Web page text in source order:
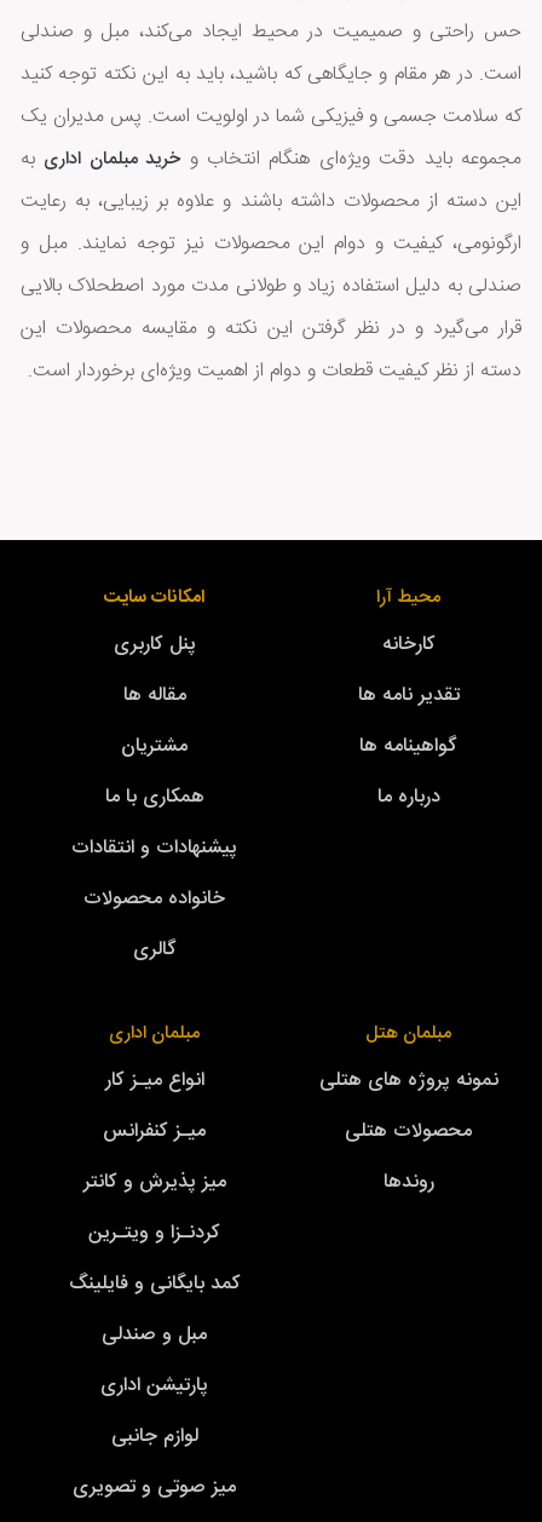
حس راحتی و صمیمیت در محیط ایجاد می‌کند، مبل و صندلی‌
است. در هر مقام و جایگاهی که باشید، باید به این نکته توجه کنید
که سلامت جسمی و فیزیکی شما در اولویت است. پس مدیران یک
مجموعه باید دقت ویژه‌ای هنگام انتخاب و خرید مبلمان اداری به
این دسته از محصولات داشته باشند و علاوه بر زیبایی، به رعایت
ارگونومی، کیفیت و دوام این محصولات نیز توجه نمایند. مبل و
صندلی به دلیل استفاده زیاد و طولانی مدت مورد اصطحلاک بالایی
قرار می‌گیرد و در نظر گرفتن این نکته و مقایسه محصولات این
دسته از نظر کیفیت قطعات و دوام از اهمیت ویژه‌ای برخوردار است.
محیط آرا
کارخانه
تقدیر نامه ها
گواهینامه ها
درباره ما
امکانات سایت
پنل کاربری
مقاله ها
مشتریان
همکاری با ما
پیشنهادات و انتقادات
خانواده محصولات
گالری
مبلمان هتل
نمونه پروژه های هتلی
محصولات هتلی
روندها
مبلمان اداری
انواع میـز کار
میـز کنفرانس
میز پذیرش و کانتر
کردنـزا و ویتـرین
کمد بایگانی و فایلینگ
مبل و صندلی
پارتیشن اداری
لوازم جانبی
میز صوتی و تصویری